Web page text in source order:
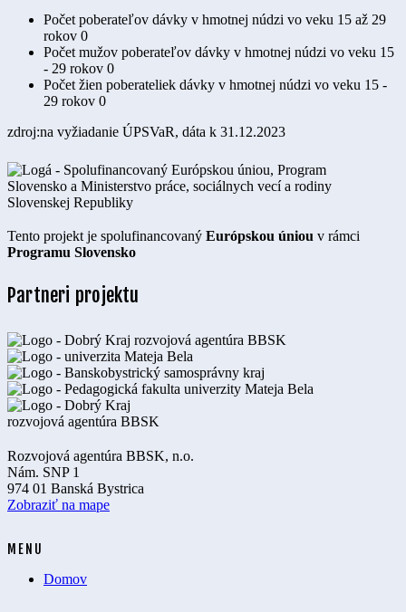
Počet poberateľov dávky v hmotnej núdzi vo veku 15 až 29
rokov 0
Počet mužov poberateľov dávky v hmotnej núdzi vo veku 15
- 29 rokov 0
Počet žien poberateliek dávky v hmotnej núdzi vo veku 15 -
29 rokov 0
zdroj:na vyžiadanie ÚPSVaR, dáta k 31.12.2023
Tento projekt je spolufinancovaný Európskou úniou v rámci
Programu Slovensko
Partneri projektu
Rozvojová agentúra BBSK, n.o.
Nám. SNP 1
974 01 Banská Bystrica
Zobraziť na mape
MENU
Domov